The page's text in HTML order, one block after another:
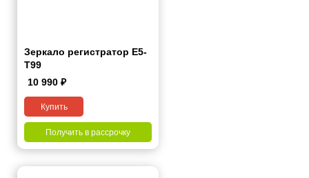
Зеркало регистратор E5-
T99
10 990 ₽
Купить
Получить в рассрочку